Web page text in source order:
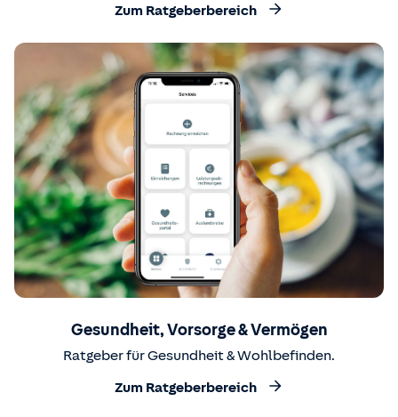
Zum Ratgeberbereich
Gesundheit, Vorsorge & Vermögen
Ratgeber für Gesundheit & Wohlbefinden.
Zum Ratgeberbereich